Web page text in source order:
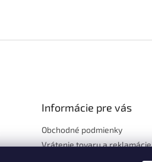
Informácie pre vás
Obchodné podmienky
Vrátenie tovaru a reklamácie